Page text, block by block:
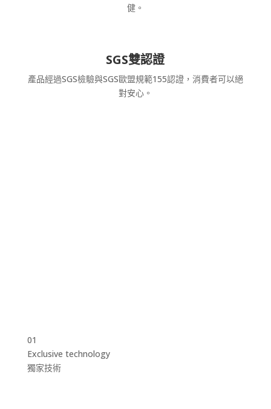
健。
SGS雙認證
產品經過SGS檢驗與SGS歐盟規範155認證，消費者可以絕
對安心。
01
Exclusive technology
獨家技術